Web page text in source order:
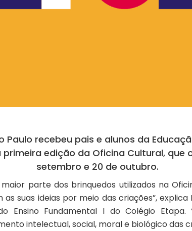
Paulo recebeu pais e alunos da
edição da Oficina Cultural, que
setembro e 20 de outubro.
parte dos brinquedos utilizados na
suas ideias por meio das criações”,
Ensino Fundamental I do Colégio Etapa.
intelectual, social, moral e biológico das